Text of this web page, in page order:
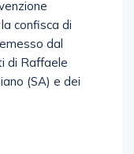
confisca di
dal
di Raffaele
(SA) e dei